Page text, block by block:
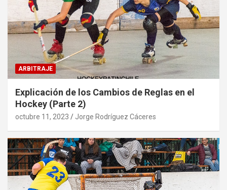
ARBITRAJE
Explicación de los Cambios de Reglas en el
Hockey (Parte 2)
octubre 11, 2023 Jorge Rodríguez Cáceres